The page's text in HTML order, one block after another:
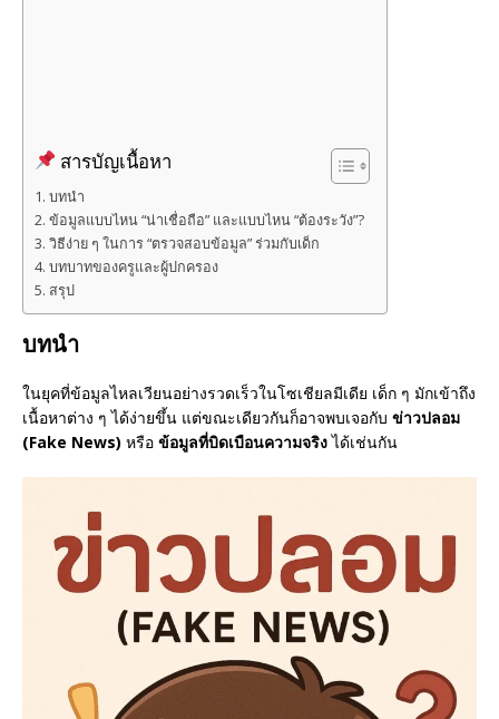
สารบัญเนื้อหา
บทนำ
ข้อมูลแบบไหน “น่าเชื่อถือ” และแบบไหน “ต้องระวัง”?
วิธีง่าย ๆ ในการ “ตรวจสอบข้อมูล” ร่วมกับเด็ก
บทบาทของครูและผู้ปกครอง
สรุป
บทนำ
ในยุคที่ข้อมูลไหลเวียนอย่างรวดเร็วในโซเชียลมีเดีย เด็ก ๆ มักเข้าถึง
เนื้อหาต่าง ๆ ได้ง่ายขึ้น แต่ขณะเดียวกันก็อาจพบเจอกับ ข่าวปลอม
(Fake News) หรือ ข้อมูลที่บิดเบือนความจริงได้เช่นกัน